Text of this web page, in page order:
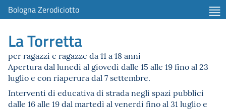
Bologna Zerodiciotto
La Torretta
per ragazzi e ragazze da 11 a 18 anni
Apertura dal lunedì al giovedì dalle 15 alle 19 fino al 23
luglio e con riaperura dal 7 settembre.
Interventi di educativa di strada negli spazi pubblici
dalle 16 alle 19 dal martedì al venerdì fino al 31 luglio e